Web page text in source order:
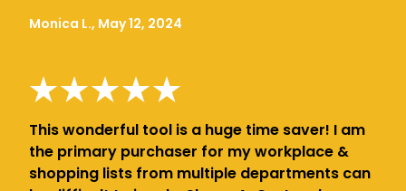
Monica L., May 12, 2024
This wonderful tool is a huge time saver! I am
the primary purchaser for my workplace &
shopping lists from multiple departments can